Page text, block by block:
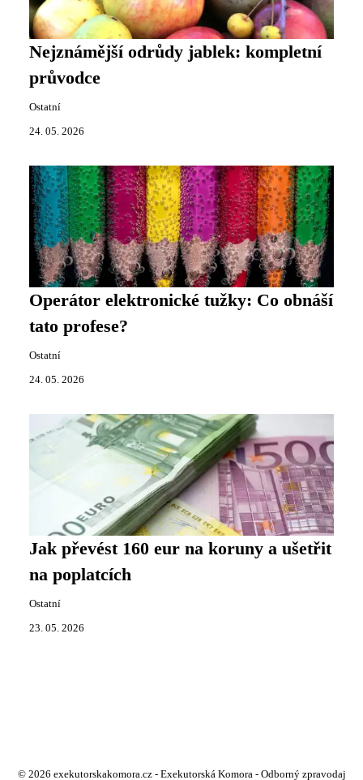
Nejznámější odrůdy jablek: kompletní
průvodce
Ostatní
24. 05. 2026
Operátor elektronické tužky: Co obnáší
tato profese?
Ostatní
24. 05. 2026
Jak převést 160 eur na koruny a ušetřit
na poplatcích
Ostatní
23. 05. 2026
© 2026 exekutorskakomora.cz - Exekutorská Komora - Odborný zpravodaj